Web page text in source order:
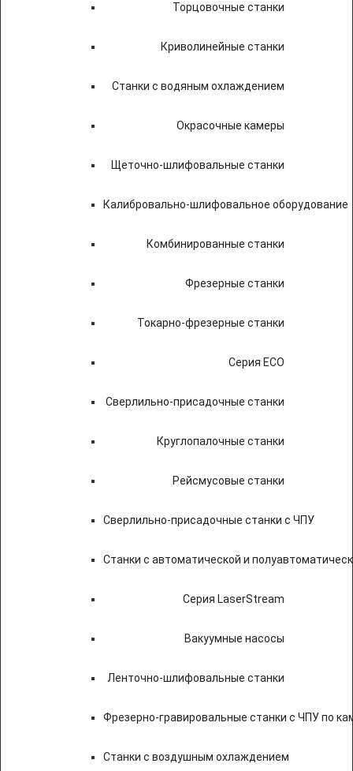
Торцовочные станки
Криволинейные станки
Станки с водяным охлаждением
Окрасочные камеры
Щеточно-шлифовальные станки
Калибровально-шлифовальное оборудование
Комбинированные станки
Фрезерные станки
Токарно-фрезерные станки
Серия ECO
Сверлильно-присадочные станки
Круглопалочные станки
Рейсмусовые станки
Сверлильно-присадочные станки с ЧПУ
Станки с автоматической и
Серия LaserStream
Вакуумные насосы
Ленточно-шлифовальные станки
Фрезерно-гравировальные станки с ЧПУ по
Станки с воздушным охлаждением